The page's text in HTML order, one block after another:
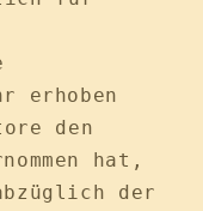
erhoben
den
hat,
der